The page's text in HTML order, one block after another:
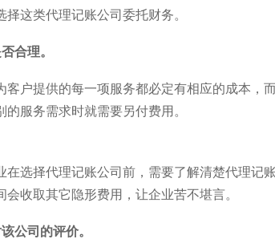
择这类代理记账公司委托财务。
合理。
客户提供的每一项服务都必定有相应的成本，
的服务需求时就需要另付费用。
在选择代理记账公司前，需要了解清楚代理
会收取其它隐形费用，让企业苦不堪言。
公司的评价。